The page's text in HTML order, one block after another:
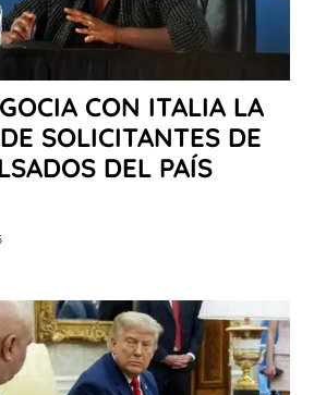
CON ITALIA LA
SOLICITANTES DE
DEL PAÍS